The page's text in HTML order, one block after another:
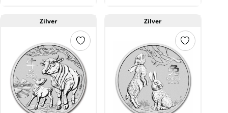
Zilver Zilver